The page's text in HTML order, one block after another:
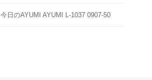
今日のAYUMI AYUMI L-1037 0907-50